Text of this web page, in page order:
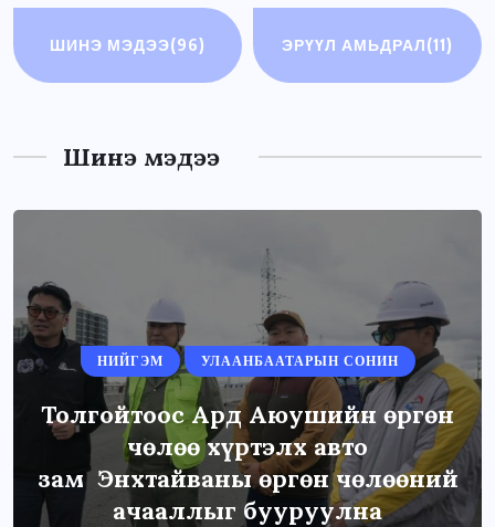
ШИНЭ МЭДЭЭ(96) ЭРҮҮЛ АМЬДРАЛ(11)
Шинэ мэдээ
НИЙГЭМ УЛААНБААТАРЫН СОНИН
Толгойтоос Ард Аюушийн өргөн
чөлөө хүртэлх авто
зам Энхтайваны өргөн чөлөөний
ачааллыг бууруулна